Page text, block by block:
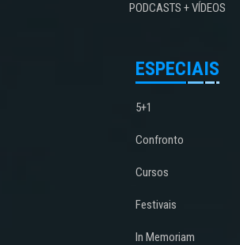
PODCASTS + VÍDEOS
ESPECIAIS
5+1
Confronto
Cursos
Festivais
In Memoriam